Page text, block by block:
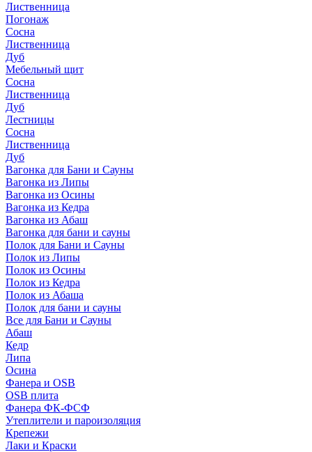
Лиственница
Погонаж
Сосна
Лиственница
Дуб
Мебельный щит
Сосна
Лиственница
Дуб
Лестницы
Сосна
Лиственница
Дуб
Вагонка для Бани и Сауны
Вагонка из Липы
Вагонка из Осины
Вагонка из Кедра
Вагонка из Абаш
Вагонка для бани и сауны
Полок для Бани и Сауны
Полок из Липы
Полок из Осины
Полок из Кедра
Полок из Абаша
Полок для бани и сауны
Все для Бани и Сауны
Абаш
Кедр
Липа
Осина
Фанера и OSB
OSB плита
Фанера ФК-ФСФ
Утеплители и пароизоляция
Крепежи
Лаки и Краски